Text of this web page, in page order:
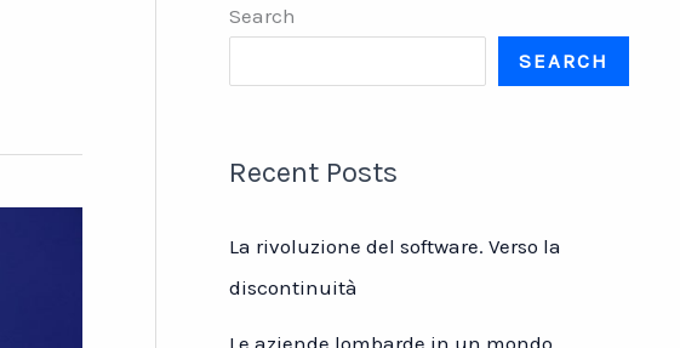
Search
SEARCH
Recent Posts
La rivoluzione del software. Verso la
discontinuità